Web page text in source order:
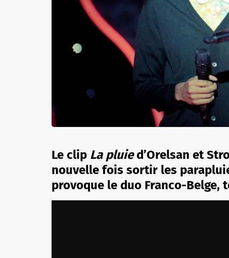
Le clip La pluied’Orelsan et
nouvelle fois sortir les
provoque le duo Franco-